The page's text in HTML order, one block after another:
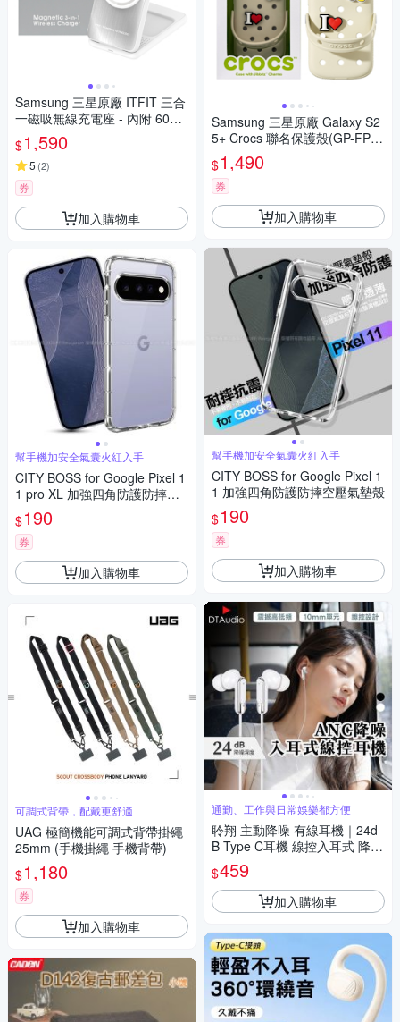
Samsung 三星原廠 ITFIT 三合
一磁吸無線充電座 - 內附 60W
USB-C 快充線 (ITPW32)
$1,590
5 (2)
券
加入購物車
幫手機加安全氣囊火紅入手
CITY BOSS for Google Pixel 1
1 pro XL 加強四角防護防摔空
壓氣墊殼
$190
券
加入購物車
可調式背帶，配戴更舒適
UAG 極簡機能可調式背帶掛繩
25mm (手機掛繩 手機背帶)
$1,180
券
加入購物車
Samsung 三星原廠 Galaxy S2
5+ Crocs 聯名保護殼(GP-FPS
936)
$1,490
券
加入購物車
幫手機加安全氣囊火紅入手
CITY BOSS for Google Pixel 1
1 加強四角防護防摔空壓氣墊殼
$190
券
加入購物車
通勤、工作與日常娛樂都方便
聆翔 主動降噪 有線耳機｜24d
B Type C耳機 線控入耳式 降噪
耳機 耳塞式 手機耳機 耳麥 麥
克風
$459
加入購物車